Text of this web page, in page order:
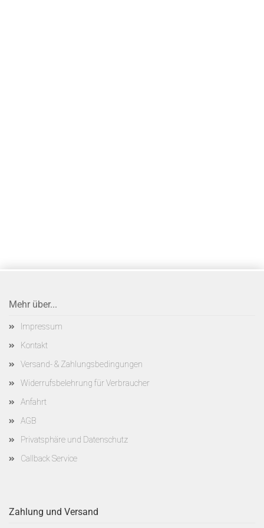
Mehr über...
Impressum
Kontakt
Versand- & Zahlungsbedingungen
Widerrufsbelehrung für Verbraucher
Anfahrt
AGB
Privatsphäre und Datenschutz
Callback Service
Zahlung und Versand